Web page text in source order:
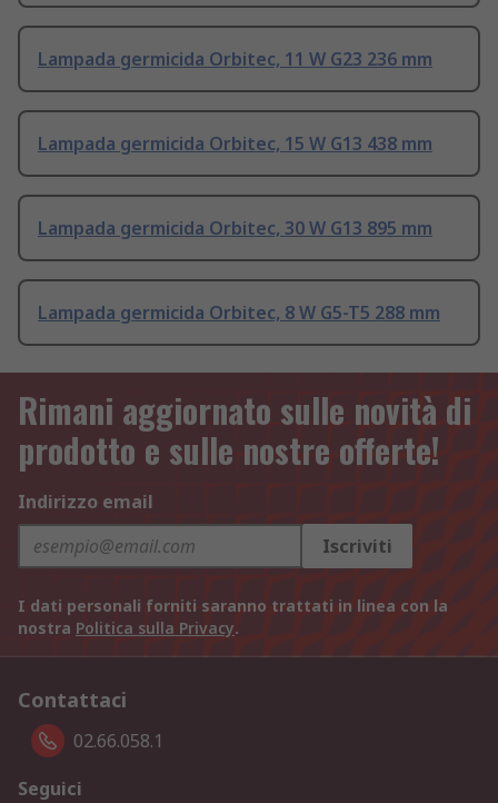
Lampada germicida Orbitec, 11 W G23 236 mm
Lampada germicida Orbitec, 15 W G13 438 mm
Lampada germicida Orbitec, 30 W G13 895 mm
Lampada germicida Orbitec, 8 W G5-T5 288 mm
Rimani aggiornato sulle novità di
prodotto e sulle nostre offerte!
Indirizzo email
Iscriviti
I dati personali forniti saranno trattati in linea con la
nostra Politica sulla Privacy.
Contattaci
02.66.058.1
Seguici